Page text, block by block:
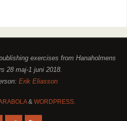
exercises from Hanaholmens
28 maj-1 juni 2018.
Erik Eliasson
& WORDPRESS.